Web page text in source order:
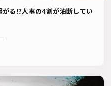
がる⁉人事の4割が油断してい